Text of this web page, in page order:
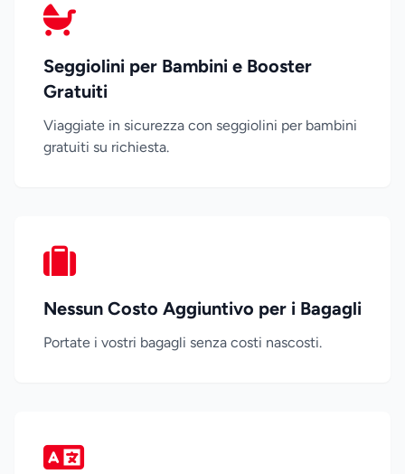
Seggiolini per Bambini e Booster
Gratuiti
Viaggiate in sicurezza con seggiolini per bambini
gratuiti su richiesta.
Nessun Costo Aggiuntivo per i Bagagli
Portate i vostri bagagli senza costi nascosti.